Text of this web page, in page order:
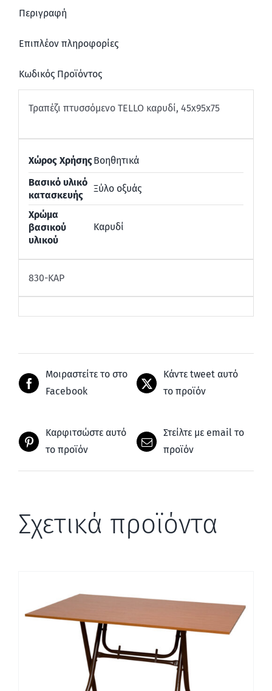
Περιγραφή
Επιπλέον πληροφορίες
Κωδικός Προϊόντος
Τραπέζι πτυσσόμενο TELLO καρυδί, 45x95x75
Χώρος ΧρήσηςΒοηθητικά
Βασικό υλικό
κατασκευής
Ξύλο οξυάς
Χρώμα
βασικού
υλικού
Καρυδί
830-ΚΑΡ
Μοιραστείτε το στο
Facebook
Κάντε tweet αυτό
το προϊόν
Καρφιτσώστε αυτό
το προϊόν
Στείλτε με email το
προϊόν
Σχετικά προϊόντα
ΛΕΠΤΟΜΈΡΕΙΕΣ